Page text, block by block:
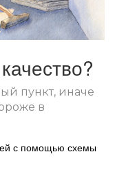
пункт, иначе
в
с помощью схемы